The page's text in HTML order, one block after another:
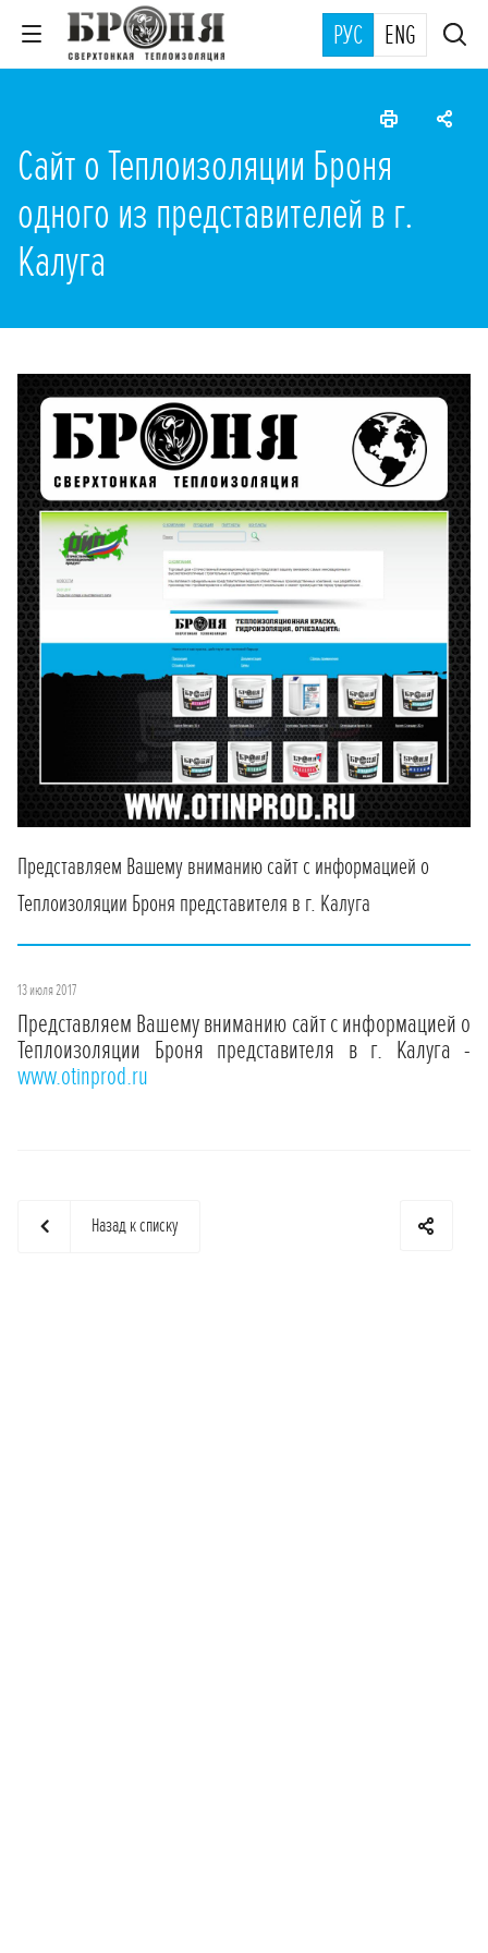
РУС ENG
Сайт о Теплоизоляции Броня
одного из представителей в г.
Калуга
Представляем Вашему вниманию сайт с информацией о
Теплоизоляции Броня представителя в г. Калуга
13 июля 2017
Представляем Вашему вниманию сайт с информацией о
Теплоизоляции Броня представителя в г. Калуга -
www.otinprod.ru
Назад к списку